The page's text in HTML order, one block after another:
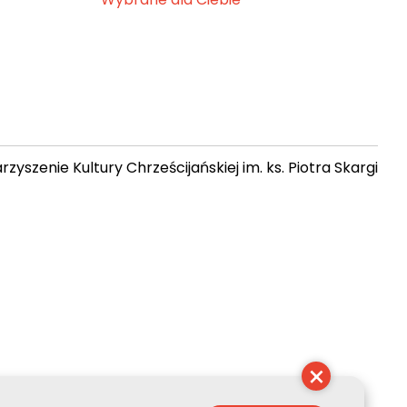
Kultury Chrześcijańskiej im. ks. Piotra Skargi
×